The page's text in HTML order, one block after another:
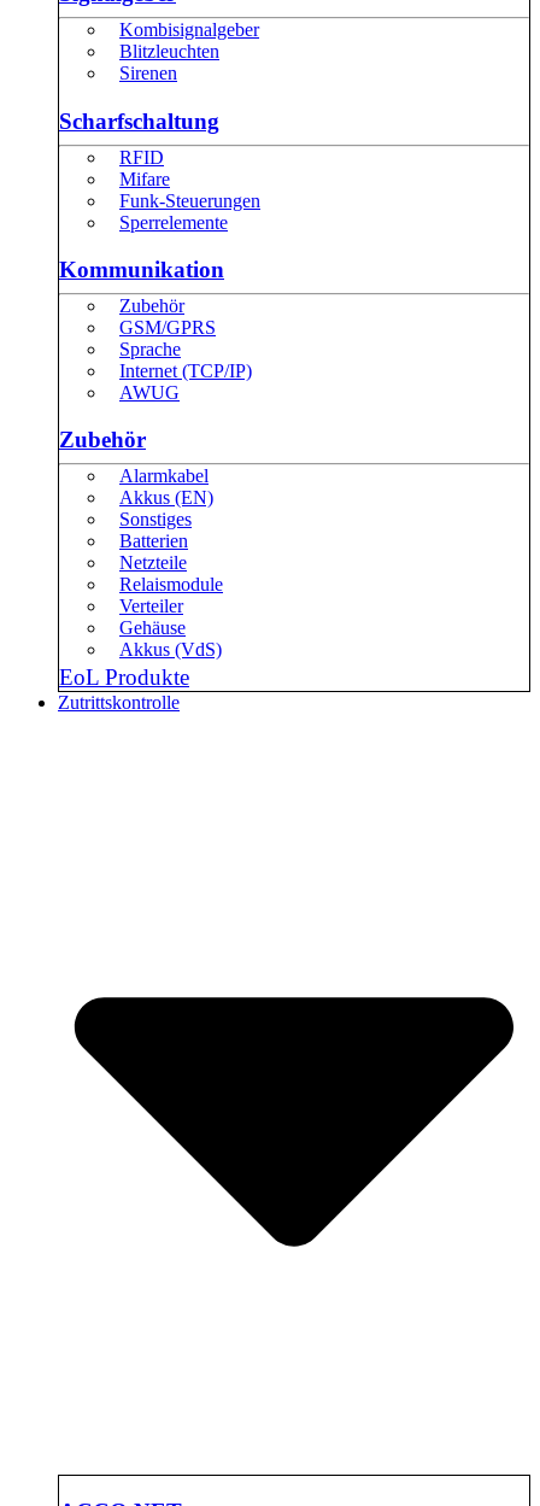
Kombisignalgeber
Blitzleuchten
Sirenen
Scharfschaltung
RFID
Mifare
Funk-Steuerungen
Sperrelemente
Kommunikation
Zubehör
GSM/GPRS
Sprache
Internet (TCP/IP)
AWUG
Zubehör
Alarmkabel
Akkus (EN)
Sonstiges
Batterien
Netzteile
Relaismodule
Verteiler
Gehäuse
Akkus (VdS)
EoL Produkte
Zutrittskontrolle